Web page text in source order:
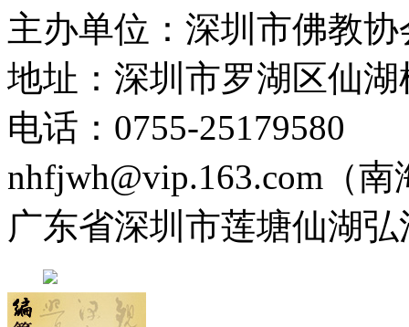
主办单位：深圳市佛教
地址：深圳市罗湖区仙
电话：0755-25179580
nhfjwh@vip.163.com（南
广东省深圳市莲塘仙湖弘